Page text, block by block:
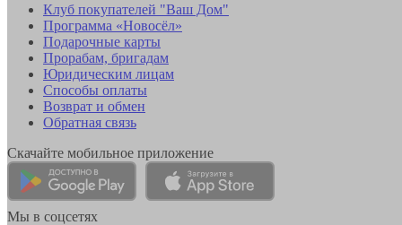
Клуб покупателей "Ваш Дом"
Программа «Новосёл»
Подарочные карты
Прорабам, бригадам
Юридическим лицам
Способы оплаты
Возврат и обмен
Обратная связь
Скачайте мобильное приложение
Мы в соцсетях